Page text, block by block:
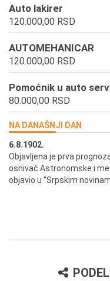
Auto lakirer
120.000,00 RSD
AUTOMEHANICAR
120.000,00 RSD
Pomoćnik u auto
80.000,00 RSD
NA DANAŠNJI DAN
6.8.1902.
Objavljena je prva
osnivač Astronomske i
objavio u "Srpskim